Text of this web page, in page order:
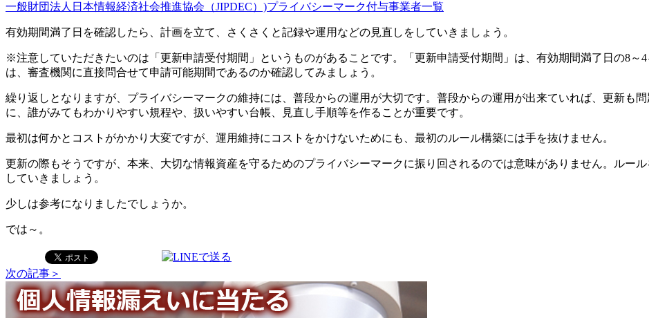
一般財団法人日本情報経済社会推進協会（JIPDEC）)プライバシーマーク付与事業者一覧
有効期間満了日を確認したら、計画を立て、さくさくと記録や運用などの見直しをしていきましょう。
※注意していただきたいのは「更新申請受付期間」というものがあることです。「更新申請受付期間」は、有効期間満了日の8～
は、審査機関に直接問合せて申請可能期間であるのか確認してみましょう。
繰り返しとなりますが、プライバシーマークの維持には、普段からの運用が大切です。普段からの運用が出来ていれば、更新も
に、誰がみてもわかりやすい規程や、扱いやすい台帳、見直し手順等を作ることが重要です。
最初は何かとコストがかかり大変ですが、運用維持にコストをかけないためにも、最初のルール構築には手を抜けません。
更新の際もそうですが、本来、大切な情報資産を守るためのプライバシーマークに振り回されるのでは意味がありません。ルー
していきましょう。
少しは参考になりましたでしょうか。
では～。
次の記事＞